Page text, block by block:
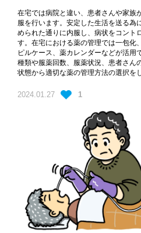
在宅では病院と違い、患者さんや家族
服を行います。安定した生活を送る為
められた通りに内服し、病状をコント
す。在宅における薬の管理では一包化
ピルケース、薬カレンダーなどが活用
種類や服薬回数、服薬状況、患者さん
状態から適切な薬の管理方法の選択を
2024.01.27 1